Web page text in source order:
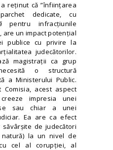
a reținut că ”înființarea
dedicate, cu
pentru infracțiunile
are un impact potențial
publice cu privire la
judecătorilor.
magistrații ca grup
o structură
a Ministerului Public.
acest aspect
impresia unei
sau chiar a unei
Ea are ca efect
de judecători
la un nivel de
cel al corupției, al